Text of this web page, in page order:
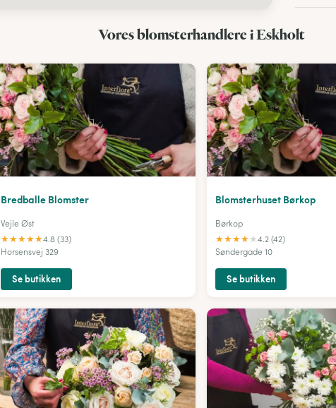
Vores blomsterhandlere i Eskholt
Bredballe Blomster
Vejle Øst
★★★★★4.8 (33)
Horsensvej 329
Se butikken
Blomsterhuset Børkop
Børkop
★★★★★4.2 (42)
Søndergade 10
Se butikken